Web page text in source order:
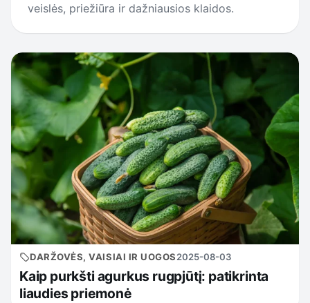
veislės, priežiūra ir dažniausios klaidos.
DARŽOVĖS, VAISIAI IR UOGOS2025-08-03
Kaip purkšti agurkus rugpjūtį: patikrinta
liaudies priemonė